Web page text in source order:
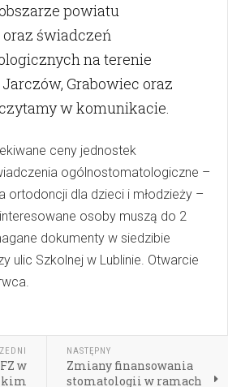
powiatu
oraz świadczeń
na terenie
Jarczów, Grabowiec oraz
w komunikacie.
ceny jednostek
ogólnostomatologiczne –
ortodoncji dla dzieci i młodzieży –
osoby muszą do 2
dokumenty w siedzibie
ulic Szkolnej w Lublinie. Otwarcie
w
NASTĘPNY
Zmiany finansowania
stomatologii w ramach